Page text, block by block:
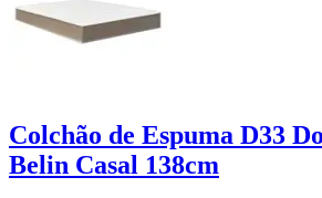
Colchão de Espuma D33
Belin Casal 138cm